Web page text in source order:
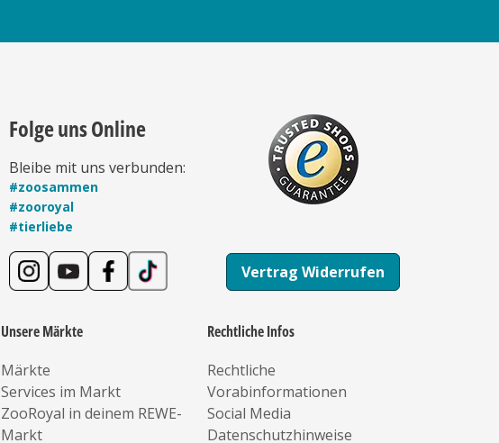
Folge uns Online
Bleibe mit uns verbunden:
#zoosammen
#zooroyal
#tierliebe
Vertrag Widerrufen
Unsere Märkte
Märkte
Services im Markt
ZooRoyal in deinem REWE-
Markt
Rechtliche Infos
Rechtliche
Vorabinformationen
Social Media
Datenschutzhinweise